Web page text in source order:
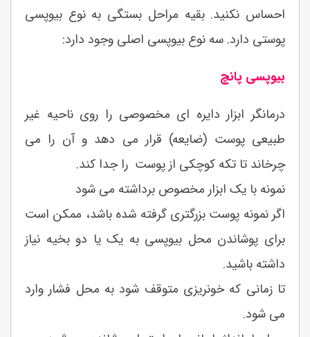
احساس نکنید. بقیه مراحل بستگی به نوع بیوپسی
پوستی دارد. سه نوع بیوپسی اصلی وجود دارد:
بیوپسی پانچ
درمانگر ابزار دایره ای مخصوصی را روی ناحیه غیر
طبیعی پوست (ضایعه) قرار می دهد و آن را می
چرخاند تا تکه کوچکی از پوست را جدا کند.
نمونه با یک ابزار مخصوص برداشته می شود
اگر نمونه پوست بزرگتری گرفته شده باشد، ممکن است
برای پوشاندن محل بیوپسی به یک یا دو بخیه نیاز
داشته باشید.
تا زمانی که خونریزی متوقف شود به محل فشار وارد
می شود.